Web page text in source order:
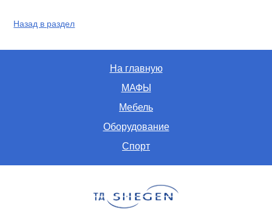
Назад в раздел
На главную
МАФЫ
Мебель
Оборудование
Спорт